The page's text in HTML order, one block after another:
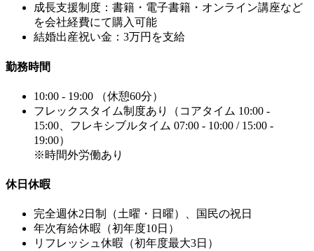
成長支援制度：書籍・電子書籍・オンライン講座など
を会社経費にて購入可能
結婚出産祝い金：3万円を支給
勤務時間
10:00 - 19:00 （休憩60分）
フレックスタイム制度あり（コアタイム 10:00 -
15:00、フレキシブルタイム 07:00 - 10:00 / 15:00 -
19:00）
※時間外労働あり
休日休暇
完全週休2日制（土曜・日曜）、国民の祝日
年次有給休暇（初年度10日）
リフレッシュ休暇（初年度最大3日）